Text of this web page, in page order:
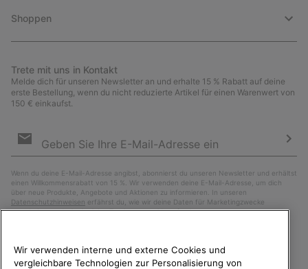
Shoppen
Trete mit uns in Kontakt
Melde dich für unseren Newsletter an und erhalte 15 % Rabatt auf deine
erste Bestellung, wenn du nicht reduzierte Artikel für einen Warenwert von
150 € einkaufst.
Anmeldung
Wenn du deine E-Mail-Adresse angibst, abonnierst du unseren Newsletter und erhältst
einen Willkommensrabatt von 15 %. Wir verwenden deine E-Mail-Adresse, um dich
über neue Produkte, Angebote und Aktionen zu informieren. In unseren
Datenschutzhinweisen erfährst du, wie wir deine Daten für Marketingzwecke
verarbeiten und wie du deine Zustimmung widerrufen kannst.
Wir verwenden interne und externe Cookies und
vergleichbare Technologien zur Personalisierung von